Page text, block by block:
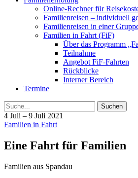
Online-Rechner für
Familienreisen – individuell
Familienreisen in einer
Familien in Fahrt (FiF)
Über das Programm
Teilnahme
Angebot FiF-Fahrten
Rückblicke
Interner Bereich
Termine
Suche
4 Juli – 9 Juli 2021
Familien in Fahrt
Eine Fahrt für Familien
Familien aus Spandau